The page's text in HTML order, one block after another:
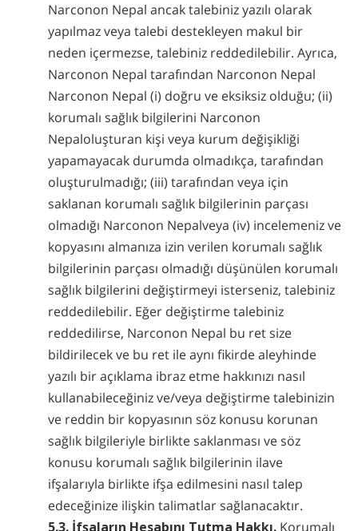
Narconon Nepal ancak talebiniz yazılı olarak
yapılmaz veya talebi destekleyen makul bir
neden içermezse, talebiniz reddedilebilir. Ayrıca,
Narconon Nepal tarafından Narconon Nepal
Narconon Nepal (i) doğru ve eksiksiz olduğu; (ii)
korumalı sağlık bilgilerini Narconon
Nepaloluşturan kişi veya kurum değişikliği
yapamayacak durumda olmadıkça, tarafından
oluşturulmadığı; (iii) tarafından veya için
saklanan korumalı sağlık bilgilerinin parçası
olmadığı Narconon Nepalveya (iv) incelemeniz ve
kopyasını almanıza izin verilen korumalı sağlık
bilgilerinin parçası olmadığı düşünülen korumalı
sağlık bilgilerini değiştirmeyi isterseniz, talebiniz
reddedilebilir. Eğer değiştirme talebiniz
reddedilirse, Narconon Nepal bu ret size
bildirilecek ve bu ret ile aynı fikirde aleyhinde
yazılı bir açıklama ibraz etme hakkınızı nasıl
kullanabileceğiniz ve/veya değiştirme talebinizin
ve reddin bir kopyasının söz konusu korunan
sağlık bilgileriyle birlikte saklanması ve söz
konusu korumalı sağlık bilgilerinin ilave
ifşalarıyla birlikte ifşa edilmesini nasıl talep
edeceğinize ilişkin talimatlar sağlanacaktır.
5.3. İfşaların Hesabını Tutma Hakkı. Korumalı